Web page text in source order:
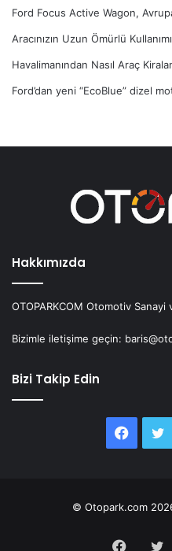
Ford Focus Active Wagon,
Aracınızın Uzun Ömürlü
Havalimanından Nasıl Araç
Ford’dan yeni “EcoBlue” dizel
Hakkımızda
OTOPARKCOM Otomotiv Sanayi
Bizimle iletişime geçin:
Bizi Takip Edin
© Otopark.com